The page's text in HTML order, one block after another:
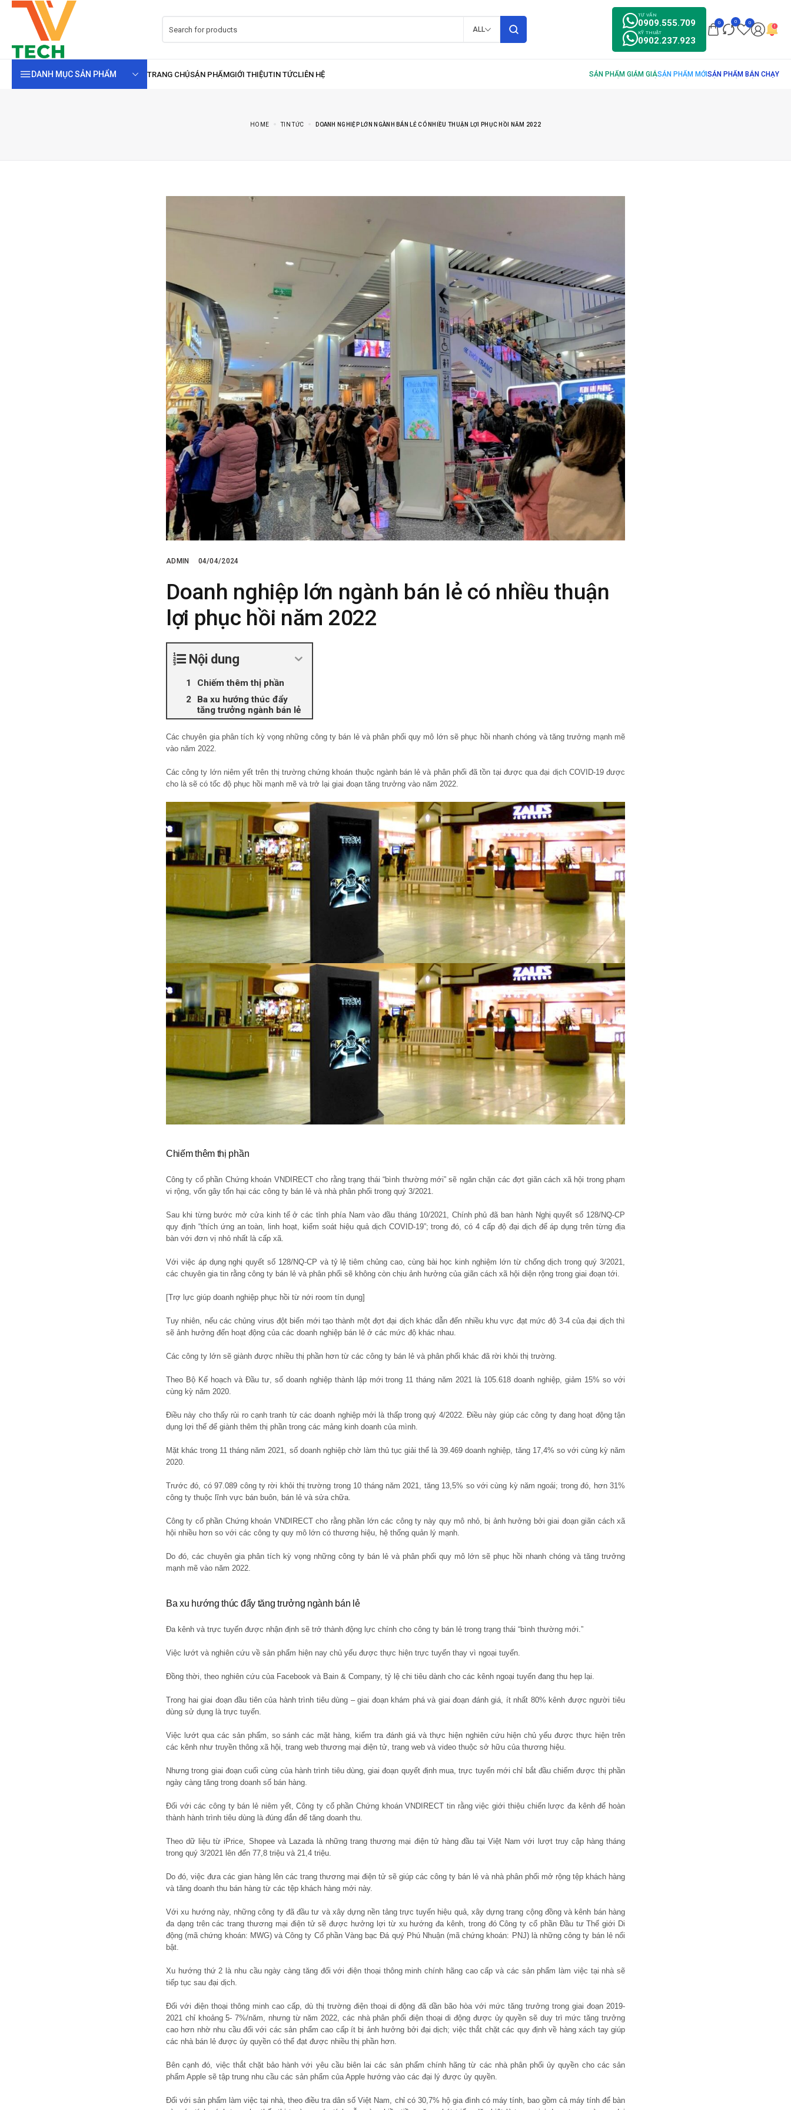
ALL
0909.555.709
TƯ VẤN
0902.237.923
KỸ THUẬT
0 0 0
DANH MỤC SẢN PHẨM
HOME TIN TỨC DOANH NGHIỆP LỚN NGÀNH BÁN LẺ CÓ NHIỀU THUẬN LỢI PHỤC HỒI NĂM 2022
ADMIN 04/04/2024
Doanh nghiệp lớn ngành bán lẻ có nhiều thuận
lợi phục hồi năm 2022
Nội dung
Chiếm thêm thị phần
Ba xu hướng thúc đẩy
tăng trưởng ngành bán lẻ
Các chuyên gia phân tích kỳ vọng những công ty bán lẻ và phân phối quy mô lớn sẽ phục hồi nhanh chóng và tăng trưởng mạnh mẽ
vào năm 2022.
Các công ty lớn niêm yết trên thị trường chứng khoán thuộc ngành bán lẻ và phân phối đã tồn tại được qua đại dịch COVID-19 được
cho là sẽ có tốc độ phục hồi mạnh mẽ và trở lại giai đoạn tăng trưởng vào năm 2022.
Chiếm thêm thị phần
Công ty cổ phần Chứng khoán VNDIRECT cho rằng trạng thái “bình thường mới” sẽ ngăn chặn các đợt giãn cách xã hội trong phạm
vi rộng, vốn gây tổn hại các công ty bán lẻ và nhà phân phối trong quý 3/2021.
Sau khi từng bước mở cửa kinh tế ở các tỉnh phía Nam vào đầu tháng 10/2021, Chính phủ đã ban hành Nghị quyết số 128/NQ-CP
quy định “thích ứng an toàn, linh hoạt, kiểm soát hiệu quả dịch COVID-19”; trong đó, có 4 cấp độ đại dịch để áp dụng trên từng địa
bàn với đơn vị nhỏ nhất là cấp xã.
Với việc áp dụng nghị quyết số 128/NQ-CP và tỷ lệ tiêm chủng cao, cùng bài học kinh nghiệm lớn từ chống dịch trong quý 3/2021,
các chuyên gia tin rằng công ty bán lẻ và phân phối sẽ không còn chịu ảnh hưởng của giãn cách xã hội diện rộng trong giai đoạn tới.
[Trợ lực giúp doanh nghiệp phục hồi từ nới room tín dụng]
Tuy nhiên, nếu các chủng virus đột biến mới tạo thành một đợt đại dịch khác dẫn đến nhiều khu vực đạt mức độ 3-4 của đại dịch thì
sẽ ảnh hưởng đến hoạt động của các doanh nghiệp bán lẻ ở các mức độ khác nhau.
Các công ty lớn sẽ giành được nhiều thị phần hơn từ các công ty bán lẻ và phân phối khác đã rời khỏi thị trường.
Theo Bộ Kế hoạch và Đầu tư, số doanh nghiệp thành lập mới trong 11 tháng năm 2021 là 105.618 doanh nghiệp, giảm 15% so với
cùng kỳ năm 2020.
Điều này cho thấy rủi ro cạnh tranh từ các doanh nghiệp mới là thấp trong quý 4/2022. Điều này giúp các công ty đang hoạt động tận
dụng lợi thế để giành thêm thị phần trong các mảng kinh doanh của mình.
Mặt khác trong 11 tháng năm 2021, số doanh nghiệp chờ làm thủ tục giải thể là 39.469 doanh nghiệp, tăng 17,4% so với cùng kỳ năm
2020.
Trước đó, có 97.089 công ty rời khỏi thị trường trong 10 tháng năm 2021, tăng 13,5% so với cùng kỳ năm ngoái; trong đó, hơn 31%
công ty thuộc lĩnh vực bán buôn, bán lẻ và sửa chữa.
Công ty cổ phần Chứng khoán VNDIRECT cho rằng phần lớn các công ty này quy mô nhỏ, bị ảnh hưởng bởi giai đoạn giãn cách xã
hội nhiều hơn so với các công ty quy mô lớn có thương hiệu, hệ thống quản lý mạnh.
Do đó, các chuyên gia phân tích kỳ vọng những công ty bán lẻ và phân phối quy mô lớn sẽ phục hồi nhanh chóng và tăng trưởng
mạnh mẽ vào năm 2022.
Ba xu hướng thúc đẩy tăng trưởng ngành bán lẻ
Đa kênh và trực tuyến được nhận định sẽ trở thành động lực chính cho công ty bán lẻ trong trạng thái “bình thường mới.”
Việc lướt và nghiên cứu về sản phẩm hiện nay chủ yếu được thực hiện trực tuyến thay vì ngoại tuyến.
Đồng thời, theo nghiên cứu của Facebook và Bain & Company, tỷ lệ chi tiêu dành cho các kênh ngoại tuyến đang thu hẹp lại.
Trong hai giai đoạn đầu tiên của hành trình tiêu dùng – giai đoạn khám phá và giai đoạn đánh giá, ít nhất 80% kênh được người tiêu
dùng sử dụng là trực tuyến.
Việc lướt qua các sản phẩm, so sánh các mặt hàng, kiểm tra đánh giá và thực hiện nghiên cứu hiện chủ yếu được thực hiện trên
các kênh như truyền thông xã hội, trang web thương mại điện tử, trang web và video thuộc sở hữu của thương hiệu.
Nhưng trong giai đoạn cuối cùng của hành trình tiêu dùng, giai đoạn quyết định mua, trực tuyến mới chỉ bắt đầu chiếm được thị phần
ngày càng tăng trong doanh số bán hàng.
Đối với các công ty bán lẻ niêm yết, Công ty cổ phần Chứng khoán VNDIRECT tin rằng việc giới thiệu chiến lược đa kênh để hoàn
thành hành trình tiêu dùng là đúng đắn để tăng doanh thu.
Theo dữ liệu từ iPrice, Shopee và Lazada là những trang thương mại điện tử hàng đầu tại Việt Nam với lượt truy cập hàng tháng
trong quý 3/2021 lên đến 77,8 triệu và 21,4 triệu.
Do đó, việc đưa các gian hàng lên các trang thương mại điện tử sẽ giúp các công ty bán lẻ và nhà phân phối mở rộng tệp khách hàng
và tăng doanh thu bán hàng từ các tệp khách hàng mới này.
Với xu hướng này, những công ty đã đầu tư và xây dựng nền tảng trực tuyến hiệu quả, xây dựng trang cộng đồng và kênh bán hàng
đa dạng trên các trang thương mại điện tử sẽ được hưởng lợi từ xu hướng đa kênh, trong đó Công ty cổ phần Đầu tư Thế giới Di
động (mã chứng khoán: MWG) và Công ty Cổ phần Vàng bạc Đá quý Phú Nhuận (mã chứng khoán: PNJ) là những công ty bán lẻ nổi
bật.
Xu hướng thứ 2 là nhu cầu ngày càng tăng đối với điện thoại thông minh chính hãng cao cấp và các sản phẩm làm việc tại nhà sẽ
tiếp tục sau đại dịch.
Đối với điện thoại thông minh cao cấp, dù thị trường điện thoại di động đã dần bão hòa với mức tăng trưởng trong giai đoạn 2019-
2021 chỉ khoảng 5- 7%/năm, nhưng từ năm 2022, các nhà phân phối điện thoại di động được ủy quyền sẽ duy trì mức tăng trưởng
cao hơn nhờ nhu cầu đối với các sản phẩm cao cấp ít bị ảnh hưởng bởi đại dịch; việc thắt chặt các quy định về hàng xách tay giúp
các nhà bán lẻ được ủy quyền có thể đạt được nhiều thị phần hơn.
Bên cạnh đó, việc thắt chặt bảo hành với yêu cầu biên lai các sản phẩm chính hãng từ các nhà phân phối ủy quyền cho các sản
phẩm Apple sẽ tập trung nhu cầu các sản phẩm của Apple hướng vào các đại lý được ủy quyền.
Đối với sản phẩm làm việc tại nhà, theo điều tra dân số Việt Nam, chỉ có 30,7% hộ gia đình có máy tính, bao gồm cả máy tính để bàn